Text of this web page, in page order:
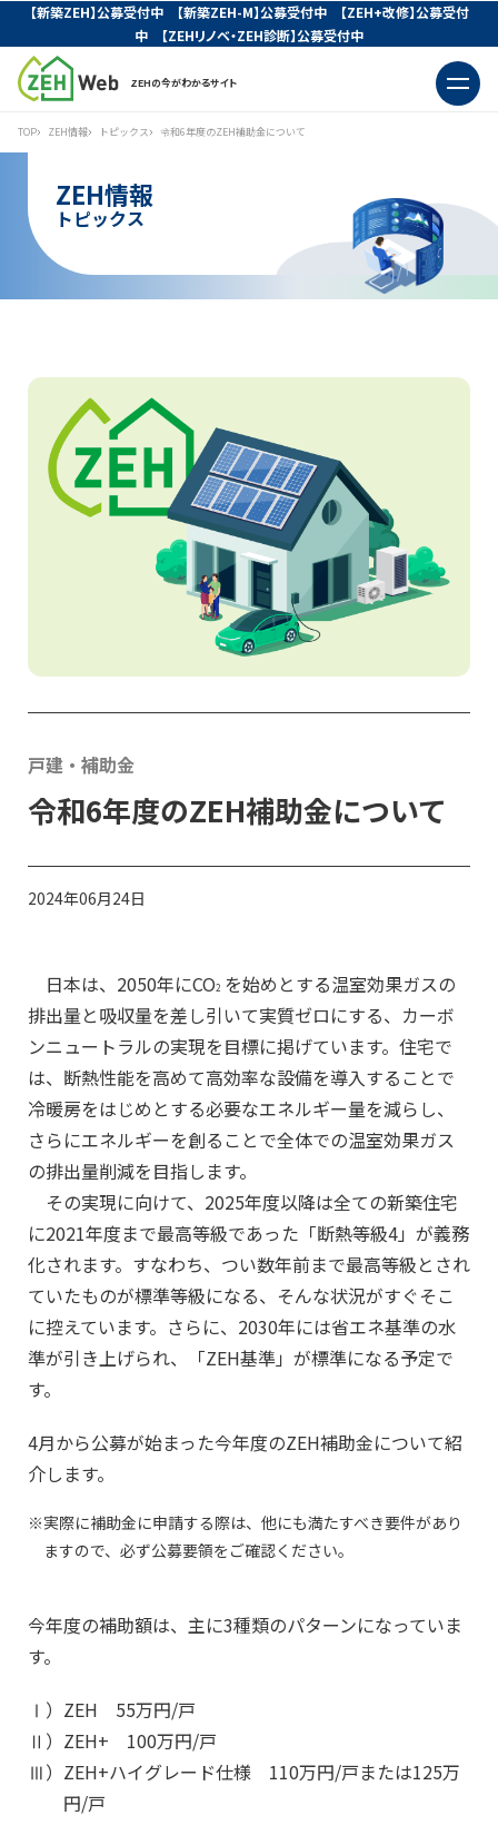
【新築ZEH】公募受付中 【新築ZEH-M】公募受付中 【ZEH+改修】公募受付
中 【ZEHリノベ・ZEH診断】公募受付中
ZEHの今がわかるサイト
TOP ZEH情報 トピックス 令和6年度のZEH補助金について
ZEH情報
トピックス
戸建・補助金
令和6年度のZEH補助金について
2024年06月24日
日本は、2050年にCO2を始めとする温室効果ガスの
排出量と吸収量を差し引いて実質ゼロにする、カーボ
ンニュートラルの実現を目標に掲げています。住宅で
は、断熱性能を高めて高効率な設備を導入することで
冷暖房をはじめとする必要なエネルギー量を減らし、
さらにエネルギーを創ることで全体での温室効果ガス
の排出量削減を目指します。
その実現に向けて、2025年度以降は全ての新築住宅
に2021年度まで最高等級であった「断熱等級4」が義務
化されます。すなわち、つい数年前まで最高等級とされ
ていたものが標準等級になる、そんな状況がすぐそこ
に控えています。さらに、2030年には省エネ基準の水
準が引き上げられ、「ZEH基準」が標準になる予定で
す。
4月から公募が始まった今年度のZEH補助金について紹
介します。
実際に補助金に申請する際は、他にも満たすべき要件があり
ますので、必ず公募要領をご確認ください。
今年度の補助額は、主に3種類のパターンになっていま
す。
Ⅰ） ZEH 55万円/戸
Ⅱ） ZEH+ 100万円/戸
Ⅲ） ZEH+ハイグレード仕様 110万円/戸または125万
円/戸